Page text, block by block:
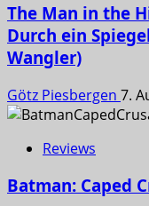
The Man in the
Durch ein
Wangler)
Götz Piesbergen 7.
Reviews
Batman: Caped